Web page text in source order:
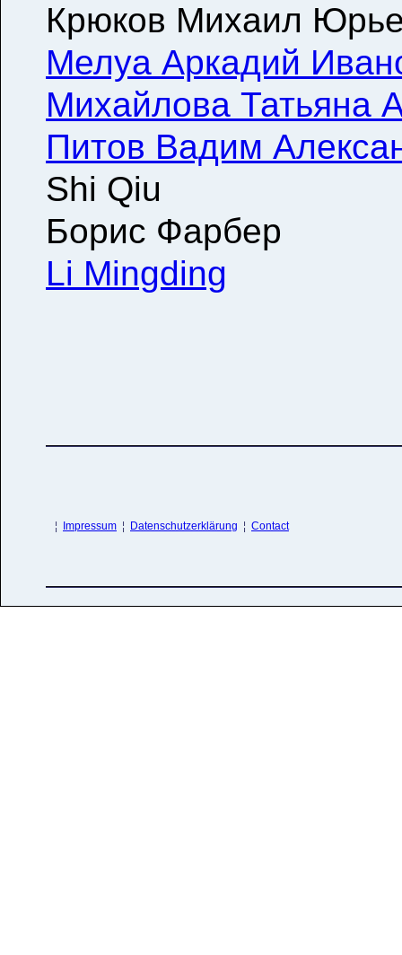
Крюков Михаил
Мелуа Аркадий
Михайлова Татьяна
Питов Вадим
Shi Qiu
Борис Фарбер
Li Mingding
¦ Impressum ¦ Datenschutzerklärung ¦ Contact